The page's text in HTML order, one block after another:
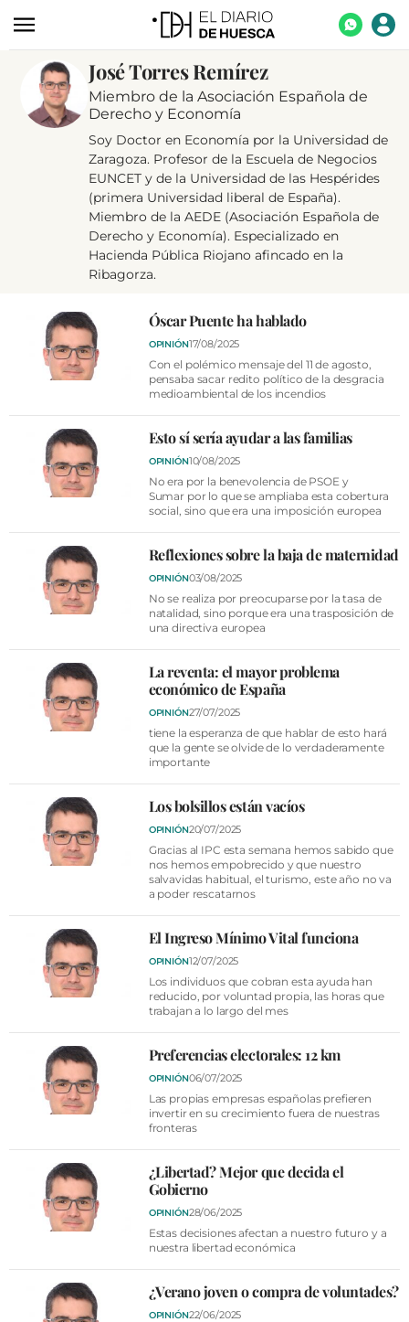
ACTUALIDAD
ECONOMÍA
TECNOLOGÍA
AGROALIMENTACIÓN
DEPORTES
SOCIEDAD
OPINIÓN
GALERÍAS
CONTACTAR
AGENDA
FARMACIAS
HORÓSCOPO
ESQUELAS
INICIAR SESIÓN
José Torres Remírez
Miembro de la Asociación Española de
Derecho y Economía
Soy Doctor en Economía por la Universidad de
Zaragoza. Profesor de la Escuela de Negocios
EUNCET y de la Universidad de las Hespérides
(primera Universidad liberal de España).
Miembro de la AEDE (Asociación Española de
Derecho y Economía). Especializado en
Hacienda Pública Riojano afincado en la
Ribagorza.
Óscar Puente ha hablado
OPINIÓN17/08/2025
Con el polémico mensaje del 11 de agosto,
pensaba sacar redito político de la desgracia
medioambiental de los incendios
Esto sí sería ayudar a las familias
OPINIÓN10/08/2025
No era por la benevolencia de PSOE y
Sumar por lo que se ampliaba esta cobertura
social, sino que era una imposición europea
Reflexiones sobre la baja de maternidad
OPINIÓN03/08/2025
No se realiza por preocuparse por la tasa de
natalidad, sino porque era una trasposición de
una directiva europea
La reventa: el mayor problema
económico de España
OPINIÓN27/07/2025
tiene la esperanza de que hablar de esto hará
que la gente se olvide de lo verdaderamente
importante
Los bolsillos están vacíos
OPINIÓN20/07/2025
Gracias al IPC esta semana hemos sabido que
nos hemos empobrecido y que nuestro
salvavidas habitual, el turismo, este año no va
a poder rescatarnos
El Ingreso Mínimo Vital funciona
OPINIÓN12/07/2025
Los individuos que cobran esta ayuda han
reducido, por voluntad propia, las horas que
trabajan a lo largo del mes
Preferencias electorales: 12 km
OPINIÓN06/07/2025
Las propias empresas españolas prefieren
invertir en su crecimiento fuera de nuestras
fronteras
¿Libertad? Mejor que decida el
Gobierno
OPINIÓN28/06/2025
Estas decisiones afectan a nuestro futuro y a
nuestra libertad económica
¿Verano joven o compra de voluntades?
OPINIÓN22/06/2025